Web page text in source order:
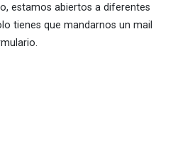
estamos abiertos a diferentes
tienes que mandarnos un mail